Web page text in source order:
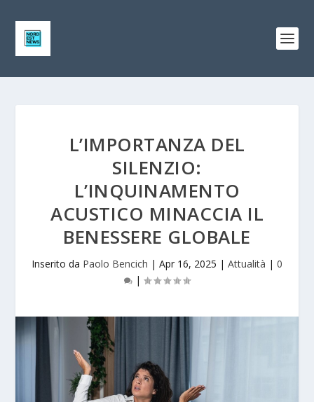
L’IMPORTANZA DEL
SILENZIO:
L’INQUINAMENTO
ACUSTICO MINACCIA IL
BENESSERE GLOBALE
Inserito da Paolo Bencich | Apr 16, 2025 | Attualità | 0
|